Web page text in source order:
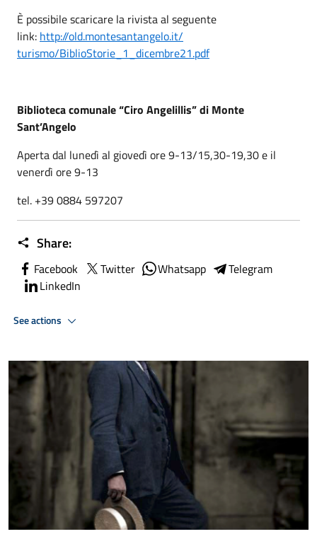
È possibile scaricare la rivista al seguente
link: http://old.montesantangelo.it/
turismo/BiblioStorie_1_ dicembre21.pdf
Biblioteca comunale “Ciro Angelillis” di Monte
Sant’Angelo
Aperta dal lunedì al giovedì ore 9-13/15,30-19,30 e il
venerdì ore 9-13
tel. +39 0884 597207
Share:
Facebook Twitter Whatsapp
Telegram
LinkedIn
See actions